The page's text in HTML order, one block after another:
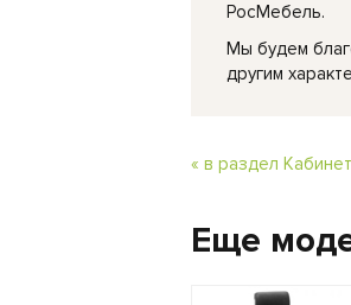
РосМебель.
Мы будем
другим
« в раздел
Еще